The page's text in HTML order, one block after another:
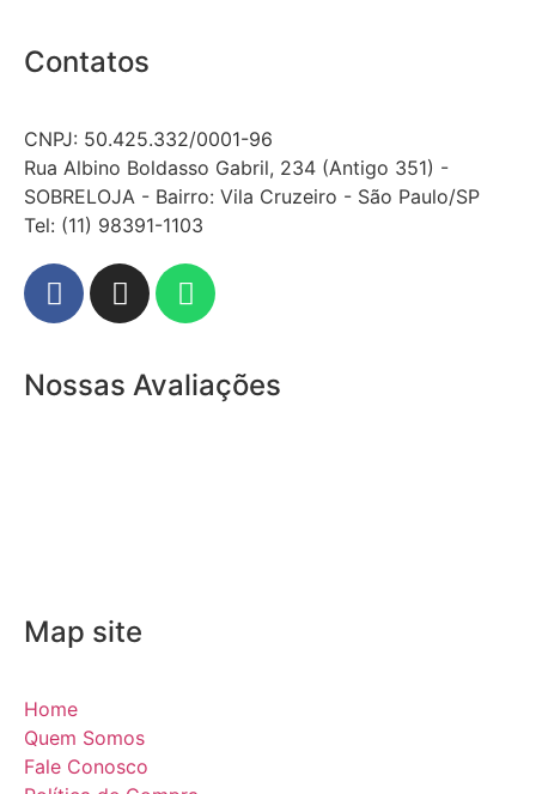
Contatos
CNPJ: 50.425.332/0001-96
Rua Albino Boldasso Gabril, 234 (Antigo 351) -
SOBRELOJA - Bairro: Vila Cruzeiro - São Paulo/SP
​​​​​​​​​​​​​​​​​​​​Tel: (11) 98391-1103
Nossas Avaliações
Map site
Home
Quem Somos
Fale Conosco